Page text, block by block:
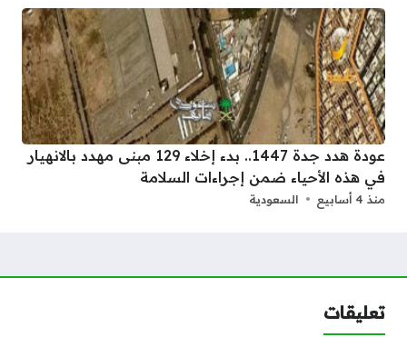
عودة هدد جدة 1447.. بدء إخلاء 129 مبنى مهدد بالانهيار
في هذه الأحياء ضمن إجراءات السلامة
منذ 4 أسابيع السعودية
تعليقات